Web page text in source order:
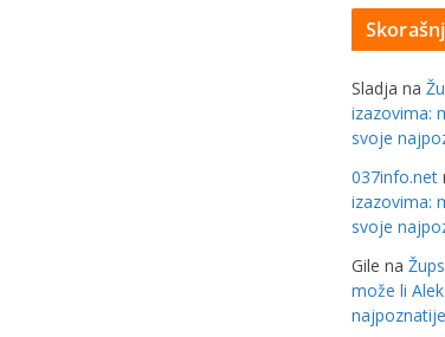
Sladja na
izazovima:
svoje
037info.net
izazovima:
svoje
Gile na
može li